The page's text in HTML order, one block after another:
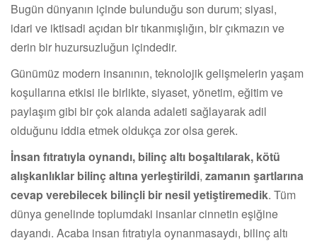
Bugün dünyanın içinde bulunduğu son durum; siyasi,
idari ve iktisadi açıdan bir tıkanmışlığın, bir çıkmazın ve
derin bir huzursuzluğun içindedir.
Günümüz modern insanının, teknolojik gelişmelerin yaşam
koşullarına etkisi ile birlikte, siyaset, yönetim, eğitim ve
paylaşım gibi bir çok alanda adaleti sağlayarak adil
olduğunu iddia etmek oldukça zor olsa gerek.
İnsan fıtratıyla oynandı, bilinç altı boşaltılarak, kötü
alışkanlıklar bilinç altına yerleştirildi, zamanın şartlarına
cevap verebilecek bilinçli bir nesil yetiştiremedik. Tüm
dünya genelinde toplumdaki insanlar cinnetin eşiğine
dayandı. Acaba insan fıtratıyla oynanmasaydı, bilinç altı